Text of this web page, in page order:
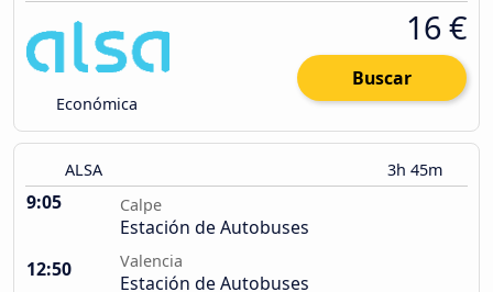
Económica
16 €
Buscar
ALSA 3h 45m
9:05 Calpe
Estación de Autobuses
12:50
Valencia
Estación de Autobuses